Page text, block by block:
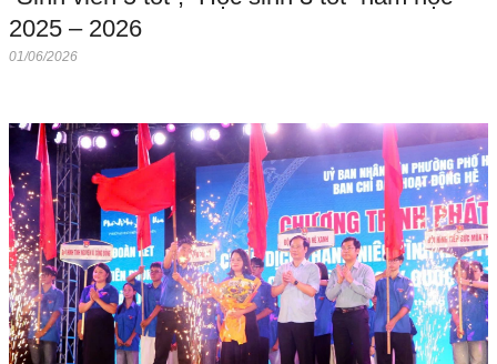
2025 – 2026
01/06/2026